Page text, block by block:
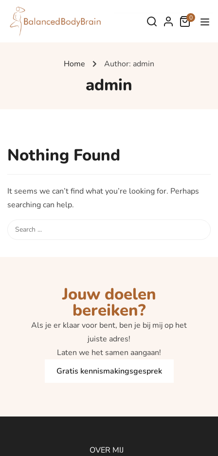
0
Home Author: admin
admin
Nothing Found
It seems we can’t find what you’re looking for. Perhaps
searching can help.
Jouw doelen
bereiken?
Als je er klaar voor bent, ben je bij mij op het
juiste adres!
Laten we het samen aangaan!
Gratis kennismakingsgesprek
OVER MIJ